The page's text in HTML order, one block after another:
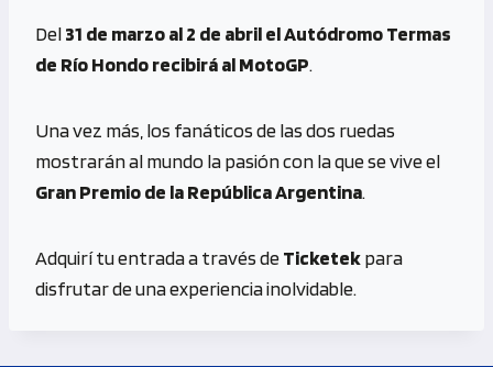
b
o
o
k
se
n
g
er
py
Li
n
k
gr
a
m
at
s
A
p
p
Del31 de marzo al 2 de abril el Autódromo Termas
de Río Hondo recibirá al MotoGP.
Una vez más, los fanáticos de las dos ruedas
mostrarán al mundo la pasión con la que se vive el
Gran Premio de la República Argentina.
Adquirí tu entrada a través deTicketekpara
disfrutar de una experiencia inolvidable.